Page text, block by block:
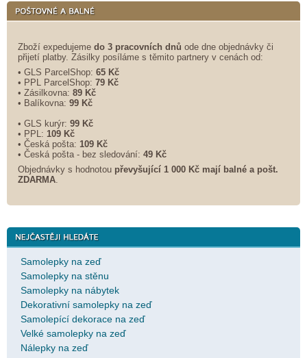
Zboží expedujeme do 3 pracovních dnů ode dne objednávky či
přijetí platby. Zásilky posíláme s těmito partnery v cenách od:
• GLS ParcelShop: 65 Kč
• PPL ParcelShop: 79 Kč
• Zásilkovna: 89 Kč
• Balíkovna: 99 Kč
• GLS kurýr: 99 Kč
• PPL: 109 Kč
• Česká pošta: 109 Kč
• Česká pošta - bez sledování: 49 Kč
Objednávky s hodnotou převyšující 1 000 Kč mají balné a pošt.
ZDARMA
Samolepky na zeď
Samolepky na stěnu
Samolepky na nábytek
Dekorativní samolepky na zeď
Samolepící dekorace na zeď
Velké samolepky na zeď
Nálepky na zeď